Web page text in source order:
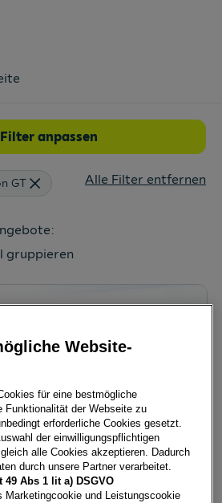
Filter anpassen
GT Alle Filter entfernen
gruppieren
Website-
für eine bestmögliche
Funktionalität der Webseite zu
erforderliche Cookies gesetzt.
der einwilligungspflichtigen
alle Cookies akzeptieren. Dadurch
durch unsere Partner verarbeitet.
49 Abs 1 lit a) DSGVO
Marketingcookie und Leistungscookie